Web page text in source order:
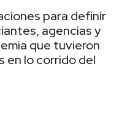
para definir
agencias y
que tuvieron
en lo corrido del